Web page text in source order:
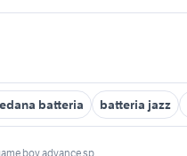
batteria batteria jazz
boy advance sp